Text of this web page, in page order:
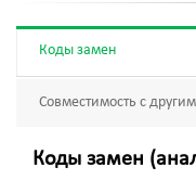
Коды замен
Совместимость с
Коды замен